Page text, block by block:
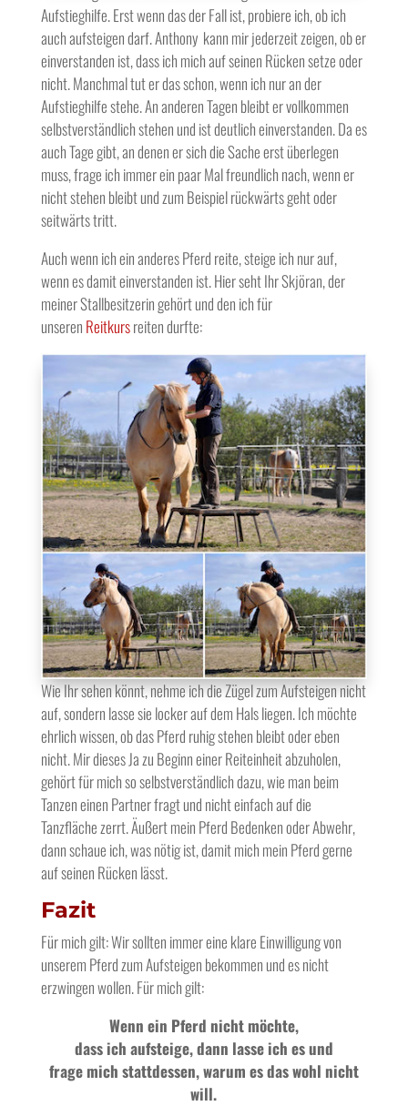
Aufstieghilfe. Erst wenn das der Fall ist, probiere ich, ob ich
auch aufsteigen darf. Anthony kann mir jederzeit zeigen, ob er
einverstanden ist, dass ich mich auf seinen Rücken setze oder
nicht. Manchmal tut er das schon, wenn ich nur an der
Aufstieghilfe stehe. An anderen Tagen bleibt er vollkommen
selbstverständlich stehen und ist deutlich einverstanden. Da es
auch Tage gibt, an denen er sich die Sache erst überlegen
muss, frage ich immer ein paar Mal freundlich nach, wenn er
nicht stehen bleibt und zum Beispiel rückwärts geht oder
seitwärts tritt.
Auch wenn ich ein anderes Pferd reite, steige ich nur auf,
wenn es damit einverstanden ist. Hier seht Ihr Skjöran, der
meiner Stallbesitzerin gehört und den ich für
unseren Reitkursreiten durfte:
Wie Ihr sehen könnt, nehme ich die Zügel zum Aufsteigen nicht
auf, sondern lasse sie locker auf dem Hals liegen. Ich möchte
ehrlich wissen, ob das Pferd ruhig stehen bleibt oder eben
nicht. Mir dieses Ja zu Beginn einer Reiteinheit abzuholen,
gehört für mich so selbstverständlich dazu, wie man beim
Tanzen einen Partner fragt und nicht einfach auf die
Tanzfläche zerrt. Äußert mein Pferd Bedenken oder Abwehr,
dann schaue ich, was nötig ist, damit mich mein Pferd gerne
auf seinen Rücken lässt.
Fazit
Für mich gilt: Wir sollten immer eine klare Einwilligung von
unserem Pferd zum Aufsteigen bekommen und es nicht
erzwingen wollen. Für mich gilt:
Wenn ein Pferd nicht möchte,
dass ich aufsteige, dann lasse ich es und
frage mich stattdessen, warum es das wohl nicht
will.